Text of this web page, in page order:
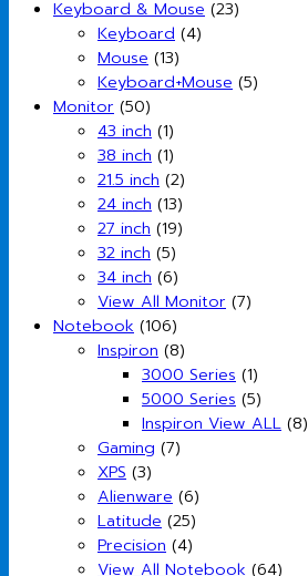
Keyboard & Mouse (23)
Keyboard (4)
Mouse (13)
Keyboard+Mouse (5)
Monitor (50)
43 inch (1)
38 inch (1)
21.5 inch (2)
24 inch (13)
27 inch (19)
32 inch (5)
34 inch (6)
View All Monitor (7)
Notebook (106)
Inspiron (8)
3000 Series (1)
5000 Series (5)
Inspiron View ALL (8)
Gaming (7)
XPS (3)
Alienware (6)
Latitude (25)
Precision (4)
View All Notebook (64)